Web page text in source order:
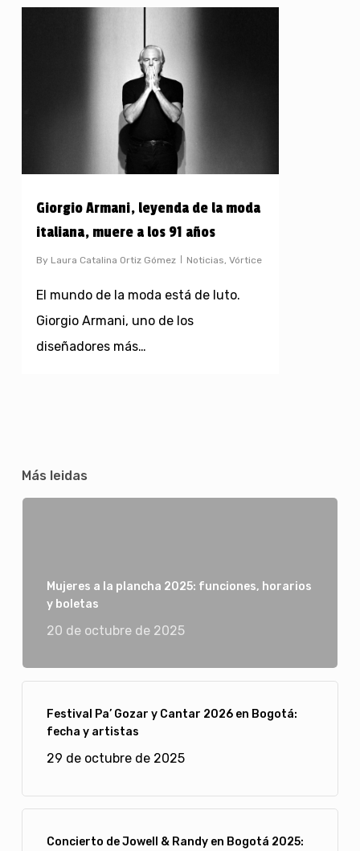
Giorgio Armani, leyenda de la moda
italiana, muere a los 91 años
By Laura Catalina Ortiz Gómez Noticias Vórtice
El mundo de la moda está de luto.
Giorgio Armani, uno de los
diseñadores más…
Más leidas
Mujeres a la plancha 2025: funciones, horarios
y boletas
20 de octubre de 2025
Festival Pa’ Gozar y Cantar 2026 en Bogotá:
fecha y artistas
29 de octubre de 2025
Concierto de Jowell & Randy en Bogotá 2025: